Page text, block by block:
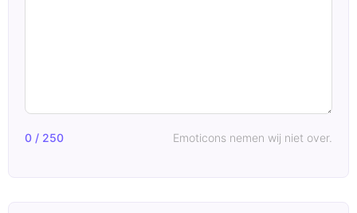
0 / 250 Emoticons nemen wij niet over.